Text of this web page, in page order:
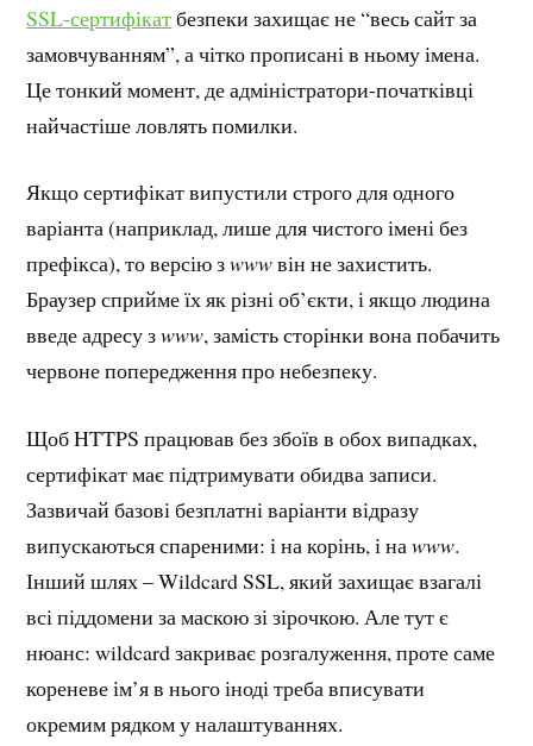
SSL-сертифікатбезпеки захищає не “весь сайт за
замовчуванням”, а чітко прописані в ньому імена.
Це тонкий момент, де адміністратори-початківці
найчастіше ловлять помилки.
Якщо сертифікат випустили строго для одного
варіанта (наприклад, лише для чистого імені без
префікса), то версію зwwwвін не захистить.
Браузер сприйме їх як різні об’єкти, і якщо людина
введе адресу зwww, замість сторінки вона побачить
червоне попередження про небезпеку.
Щоб HTTPS працював без збоїв в обох випадках,
сертифікат має підтримувати обидва записи.
Зазвичай базові безплатні варіанти відразу
випускаються спареними: і на корінь, і наwww.
Інший шлях – Wildcard SSL, який захищає взагалі
всі піддомени за маскою зі зірочкою. Але тут є
нюанс: wildcard закриває розгалуження, проте саме
кореневе ім’я в нього іноді треба вписувати
окремим рядком у налаштуваннях.